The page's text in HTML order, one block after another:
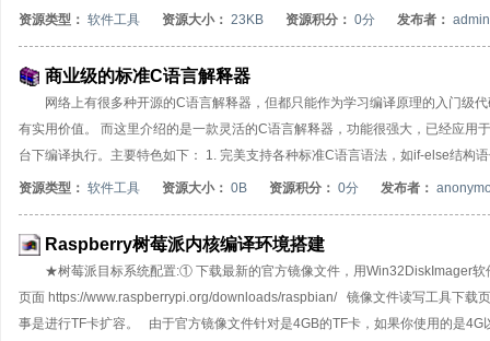
资源类型： 软件工具 资源大小： 23KB 资源积分： 0分 发布者：
商业级的标准C语言解释器
网络上有很多种开源的C语言解释器，但都只能作为学习编译原理的入门级
有实用价值。 而这里介绍的是一款灵活的C语言解释器，功能很强大，已经应
台下编译执行。主要特色如下： 1. 完美支持各种标准C语言语法，如if-else结
型包括: char,short,int,string,float。3. 支持多维数组及指针。4. 支持自定义函数
通过include加载其它源文件。11. 支持各种条件运算符 || &&12. 支持各种逻辑运
资源类型： 软件工具 资源大小： 0B 资源积分： 0分 发布者：
Raspberry树莓派内核编译环境搭建
★树莓派目标系统配置:① 下载最新的官方镜像文件，用Win32DiskImager
页面 https://www.raspberrypi.org/downloads/raspbian/ 镜像文件读写工具下
事是进行TF卡扩容。 由于官方镜像文件针对是4GB的TF卡，如果你使用的是